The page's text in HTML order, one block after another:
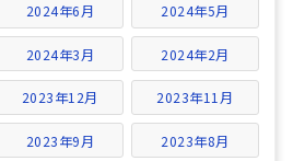
2024年6月 2024年5月
2024年3月 2024年2月
2023年12月 2023年11月
2023年9月 2023年8月